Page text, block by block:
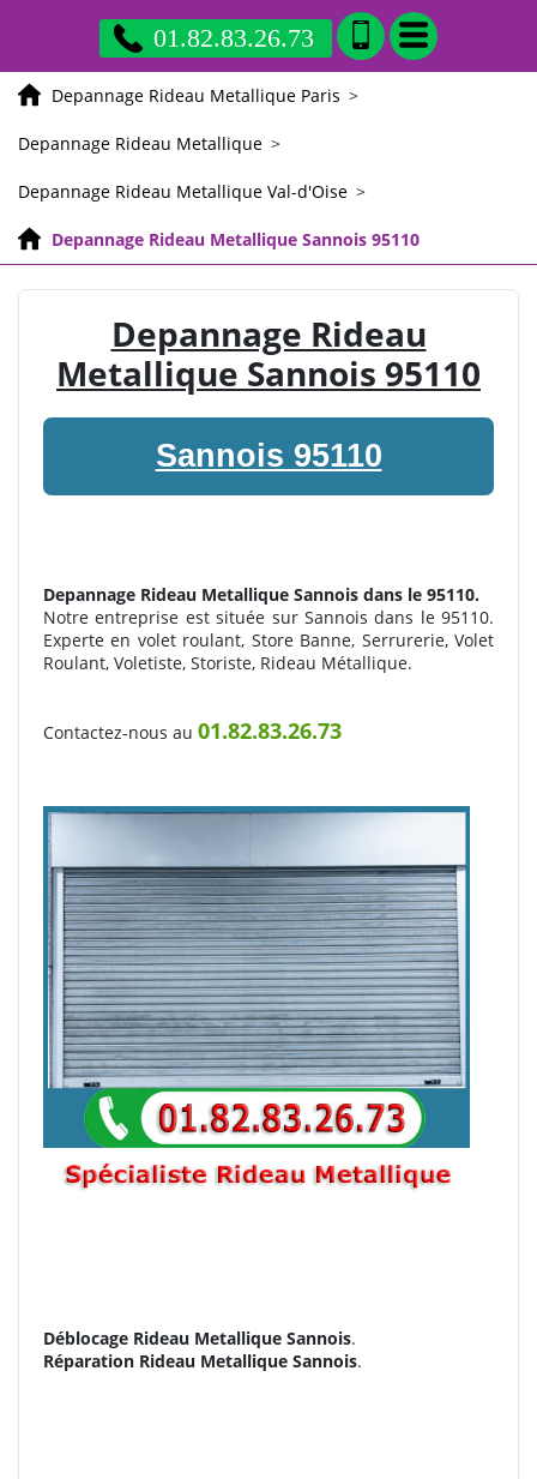
01.82.83.26.73
Depannage Rideau Metallique Paris >
Depannage Rideau Metallique >
Depannage Rideau Metallique Val-d'Oise >
Depannage Rideau Metallique Sannois 95110
Depannage Rideau
Metallique Sannois 95110
Sannois 95110
Depannage Rideau Metallique Sannois dans le 95110.
Notre entreprise est située sur Sannois dans le 95110.
Experte en volet roulant, Store Banne, Serrurerie, Volet
Roulant, Voletiste, Storiste, Rideau Métallique.
Contactez-nous au 01.82.83.26.73
Déblocage Rideau Metallique Sannois.
Réparation Rideau Metallique Sannois.